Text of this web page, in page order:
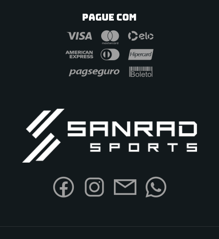
PAGUE COM